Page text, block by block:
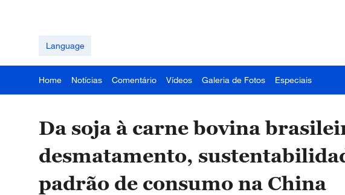
Language
Home Notícias Comentário Vídeos Galeria de Fotos Especiais
Da soja à carne bovina
desmatamento,
padrão de consumo na China